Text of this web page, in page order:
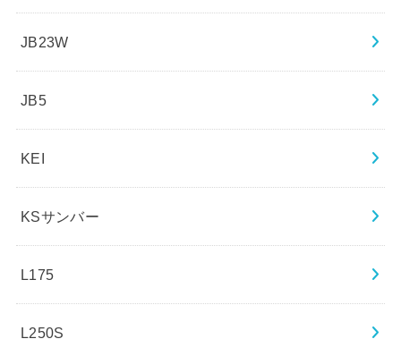
JB23W
JB5
KEI
KSサンバー
L175
L250S